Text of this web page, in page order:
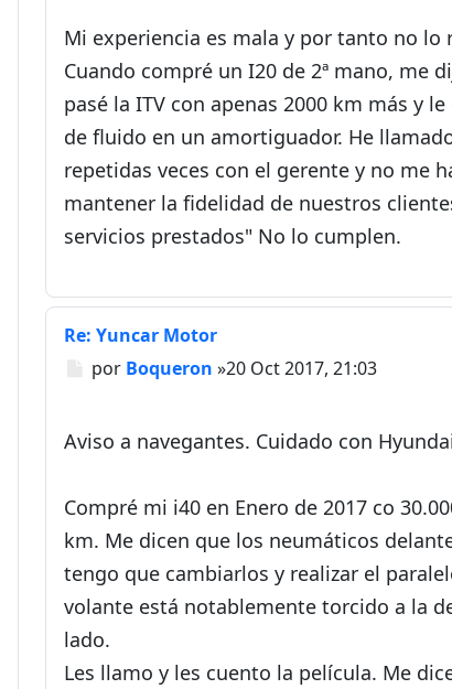
Mi experiencia es mala y por tanto no lo
Cuando compré un I20 de 2ª mano, me
pasé la ITV con apenas 2000 km más y
de fluido en un amortiguador. He
repetidas veces con el gerente y no me
mantener la fidelidad de nuestros
servicios prestados" No lo cumplen.
Re: Yuncar Motor
Mensaje
por Boqueron »20 Oct 2017, 21:03
Aviso a navegantes. Cuidado con
Compré mi i40 en Enero de 2017 co
km. Me dicen que los neumáticos
tengo que cambiarlos y realizar el
volante está notablemente torcido a la
lado.
Les llamo y les cuento la película. Me